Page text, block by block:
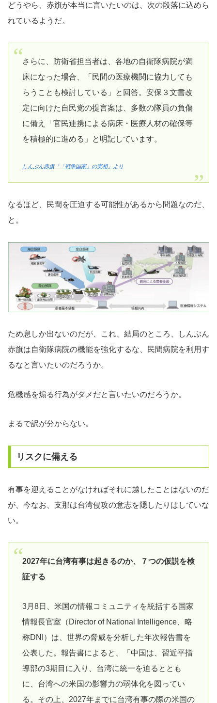
どうやら、赤旗が本当に言いたいのは、次の段落に込めら
れているようだ。
さらに、防衛省担当者は、各地の自衛隊病院が満
床になった場合、「民間の医療機関に協力しても
らうことも検討している」と回答。安保３文書改
定に向けた自民党の提言案は、多数の隊員の負傷
に備え「官民連携による病床・医療人材の確保等
を積極的に進める」と明記しています。
しんぶん赤旗「「戦争国家」の実相」より
なるほど、民間を圧迫する可能性があるから問題なのだ、
と。
ため息しか出ないのだが、これ、結局のところ、しんぶん
赤旗は自衛隊病院の機能を強化するな、民間病院を利用す
るなと言いたいのだろうか。
危機感を煽る行為がダメだと言いたいのだろうか。
まるで訳が分からない。
リスクに備える
有事を迎えることがなければそれに越したことはないのだ
が、今なお、支那は台湾侵攻の意志を隠したりはしていな
い。
2027年に台湾有事は起きるのか、７つの仮説を検
証する
3月8日、米国の情報コミュニティを統括する国家
情報長官室（Director of National Intelligence、略
称DNI）は、世界の脅威を分析した年次報告書を
公表した。報告書によると、「中国は、習近平指
導部の3期目に入り、台湾に統一を迫るととも
に、台湾への米国の影響力の弱体化を図ってい
る。その上、2027年までに台湾有事の際の米国の